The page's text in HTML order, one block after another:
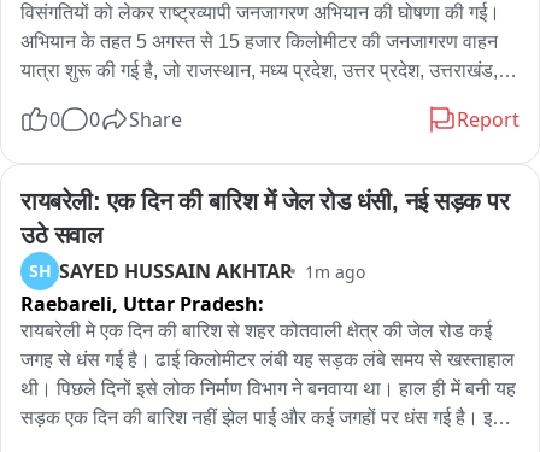
विसंगतियों को लेकर राष्ट्रव्यापी जनजागरण अभियान की घोषणा की गई।
अभियान के तहत 5 अगस्त से 15 हजार किलोमीटर की जनजागरण वाहन
यात्रा शुरू की गई है, जो राजस्थान, मध्य प्रदेश, उत्तर प्रदेश, उत्तराखंड,
को नई दिल्ली में प्रस्तावित यूजीसी रोलबैक सवर्ण आक्रोश महापंचायत के
विद्यार्थियों, अभिभावकों, शिक्षकों और सामान्य वर्ग के नागरिकों को यूजीसी
रेगुलेशन-2026 की कथित विसंगतियों से अवगत कराना और लोकतांत्रिक
तरीके से जनमत तैयार करना है। प्रेस वार्ता को संबोधित करते हुए करणी
सेवा के संस्थापक एवं राष्ट्रीय अध्यक्ष एवं पूर्व बीएसएफ अधिकारी डॉ. राज
शेखावत ने कहा कि यूजीसी रेगुलेशन-2026 में ऐसे कई प्रावधान हैं, जो
सामान्य वर्ग के विद्यार्थियों और शिक्षण संस्थानों के हितों के विपरीत हैं।
उनका आरोप था कि नियमों के तहत शिकायत दर्ज होने के बाद तत्काल
कार्रवाई का प्रावधान है, लेकिन यदि जांच में आरोपी निर्दोष साबित हो जाए तो
शिकायतकर्ता के खिलाफ किसी प्रकार की कार्रवाई का प्रावधान नहीं है।
0 0 Share Report
रायबरेली: एक दिन की बारिश में जेल रोड धंसी, नई सड़क पर
उठे सवाल
SH SAYED HUSSAIN AKHTAR 1m ago
Raebareli, Uttar Pradesh:
रायबरेली मे एक दिन की बारिश से शहर कोतवाली क्षेत्र की जेल रोड कई
जगह से धंस गई है। ढाई किलोमीटर लंबी यह सड़क लंबे समय से खस्ताहाल
थी। पिछले दिनों इसे लोक निर्माण विभाग ने बनवाया था। हाल ही में बनी यह
सड़क एक दिन की बारिश नहीं झेल पाई और कई जगहों पर धंस गई है। इसे